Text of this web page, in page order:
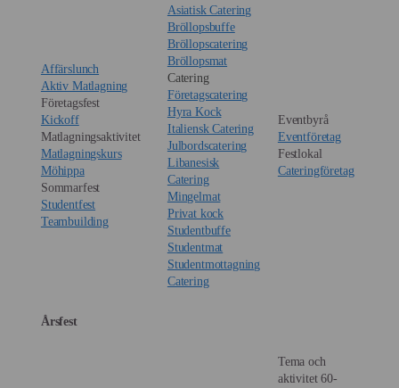
Affärslunch
Aktiv Matlagning
Företagsfest
Kickoff
Matlagningsaktivitet
Matlagningskurs
Möhippa
Sommarfest
Studentfest
Teambuilding
Asiatisk Catering
Bröllopsbuffe
Bröllopscatering
Bröllopsmat
Catering
Företagscatering
Hyra Kock
Italiensk Catering
Julbordscatering
Libanesisk
Catering
Mingelmat
Privat kock
Studentbuffe
Studentmat
Studentmottagning
Catering
Eventbyrå
Eventföretag
Festlokal
Cateringföretag
Årsfest
Tema och
aktivitet 60-